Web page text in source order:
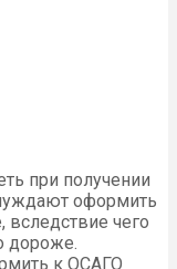
при получении
оформить
вследствие чего
дороже.
к ОСАГО